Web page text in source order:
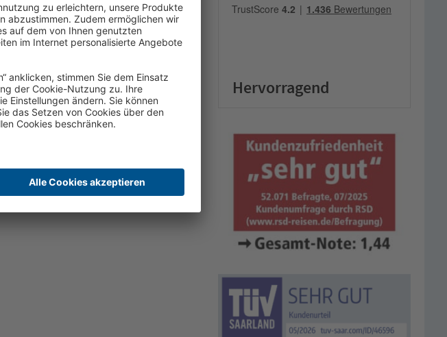
Hervorragend